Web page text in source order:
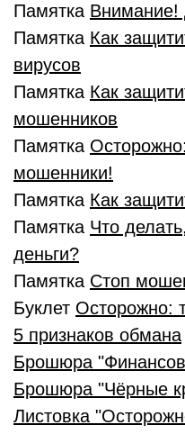
Памятка Внимание!
Памятка Как
вирусов
Памятка Как
мошенников
Памятка
мошенники!
Памятка Как
Памятка Что
деньги?
Памятка Стоп
Буклет Осторожно:
5 признаков обмана
Брошюра
Брошюра "Чёрные
Листовка